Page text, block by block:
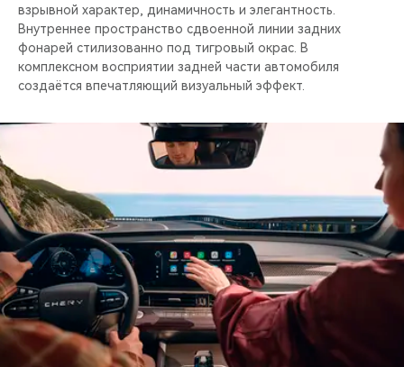
взрывной характер, динамичность и элегантность.
Внутреннее пространство сдвоенной линии задних
фонарей стилизованно под тигровый окрас. В
комплексном восприятии задней части автомобиля
создаётся впечатляющий визуальный эффект.